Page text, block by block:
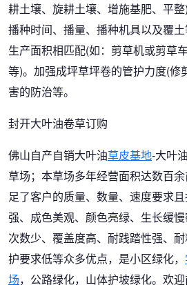
耕土壤、旋耕土壤、增施基肥、平
播种时间、播量、播种机具以及覆
生产面积相匹配(如：剪草机或剪草
等)。加强成坪草坪卷的管护力度(修
害的防治等。
封开大叶油卷草订购
佛山自产自销大叶油草皮基地-大叶油
草场；本草场多年经营面积达数百
足了客户的质量、数量、速度要求
强、成色美观、颜色亮绿、生长缓
次数少、覆盖度高、耐践踏性强、
护要求低等众多优点，是小区绿化，
场，公路绿化，山体护坡绿化。欢迎